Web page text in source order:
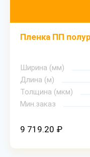
Пленка ПП
Ширина (мм)
Длина (м)
Толщина (мкм)
Мин.заказ
9 719.20 ₽